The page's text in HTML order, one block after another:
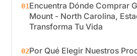
01Encuentra Dónde Comprar
Mount - North Carolina,
Transforma Tu Vida
02Por Qué Elegir Nuestros